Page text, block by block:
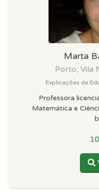
Marta
Porto, Vila
Explicações de
Professora
Matemática e